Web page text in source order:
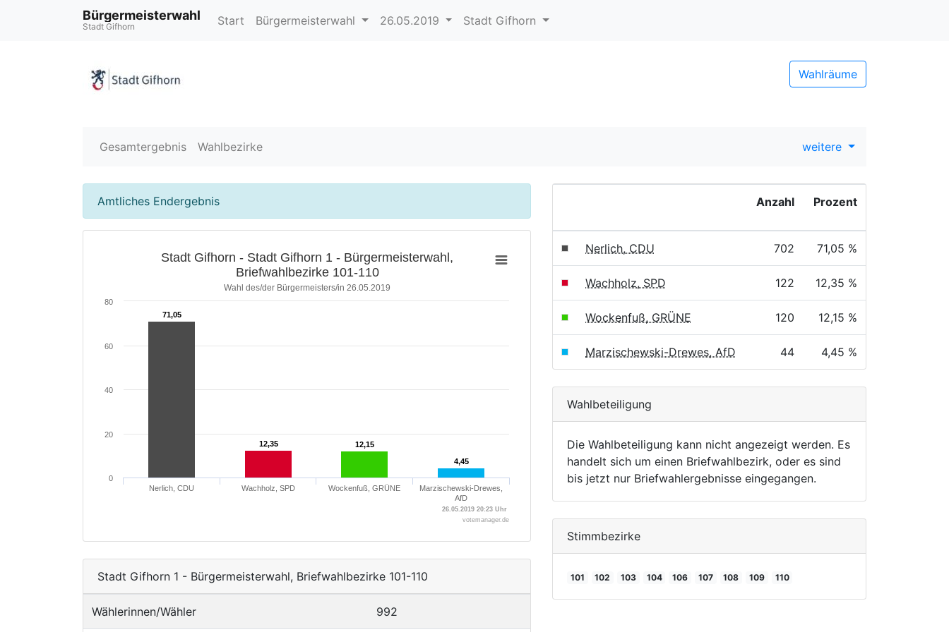
Bürgermeisterwahl
Stadt Gifhorn Start Bürgermeisterwahl 26.05.2019 Stadt Gifhorn
Wahlräume
Gesamtergebnis Wahlbezirke weitere
Amtliches Endergebnis
Stadt Gifhorn - Stadt Gifhorn 1 - Bürgermeisterwahl,
Briefwahlbezirke 101-110
Wahl des/der Bürgermeisters/in 26.05.2019
71,05
71,05
12,35
12,35 12,15
12,15
4,45
4,45
Nerlich, CDU Wachholz, SPD Wockenfuß, GRÜNE
Marzischewski-Drewes,
AfD
0
20
40
60
80
26.05.2019 20:23 Uhr
votemanager.de
Stadt Gifhorn 1 - Bürgermeisterwahl, Briefwahlbezirke 101-110
Wählerinnen/Wähler 992
Anzahl Prozent
Nerlich, CDU 702 71,05 %
Wachholz, SPD 122 12,35 %
Wockenfuß, GRÜNE 120 12,15 %
Marzischewski-Drewes, AfD 44 4,45 %
Wahlbeteiligung
Die Wahlbeteiligung kann nicht angezeigt werden. Es
handelt sich um einen Briefwahlbezirk, oder es sind
bis jetzt nur Briefwahlergebnisse eingegangen.
Stimmbezirke
101 102 103 104 106 107 108 109 110